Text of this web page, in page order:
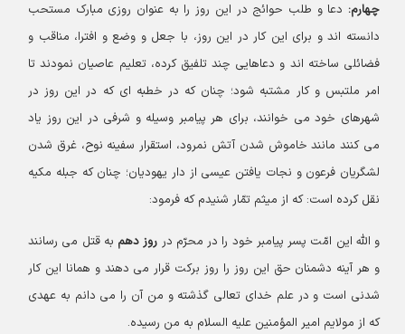
چهارم:دعا و طلب حوائج در این روز را به عنوان روزی مبارک مستحب
دانسته اند و برای این کار در این روز، با جعل و وضع و افترا، مناقب و
فضائلی ساخته اند و دعاهایی چند تلفیق کرده، تعلیم عاصیان نمودند تا
امر ملتبس و کار مشتبه شود؛ چنان که در خطبه ای که در این روز در
شهرهای خود می خوانند، برای هر پیامبر وسیله و شرفی در این روز یاد
می کنند مانند خاموش شدن آتش نمرود، استقرار سفینه نوح، غرق شدن
لشگریان فرعون و نجات یافتن عیسی از دار یهودیان؛ چنان که جبله مکیه
نقل کرده است: که از میثم تمّار شنیدم که فرمود:
و الله این امّت پسر پیامبر خود را در محرّم درروز دهمبه قتل می رسانند
و هر آینه دشمنان حق این روز را روز برکت قرار می دهند و همانا این کار
شدنی است و در علم خدای تعالی گذشته و من آن را می دانم به عهدی
که از مولایم امیر المؤمنین علیه السلام به من رسیده.